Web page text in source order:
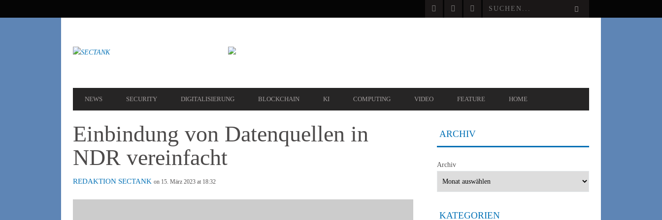
NAVIGATION
NAVIGATION
NEWS SECURITY DIGITALISIERUNG BLOCKCHAIN KI COMPUTING VIDEO FEATURE HOME
Einbindung von Datenquellen in
NDR vereinfacht
REDAKTION SECTANK on 15. März 2023 at 18:32
ARCHIV
Archiv
KATEGORIEN